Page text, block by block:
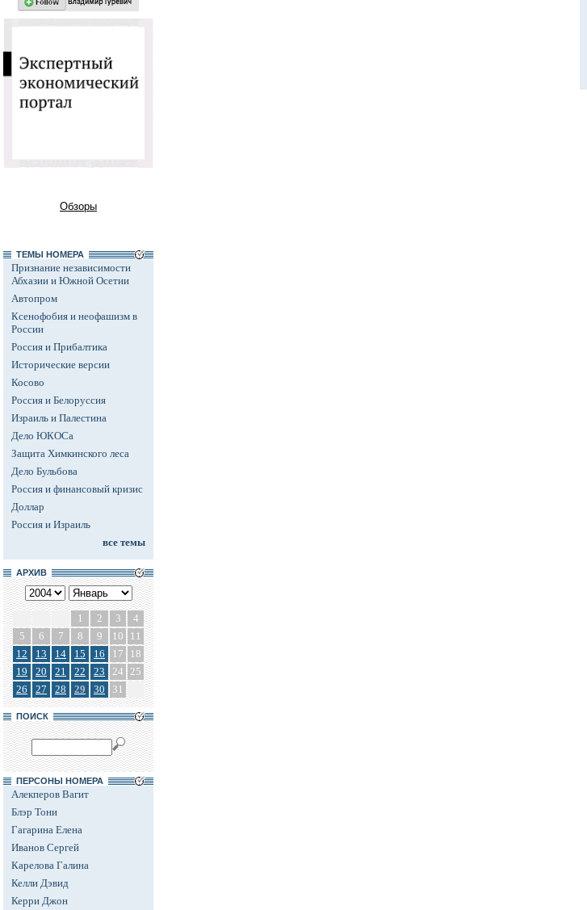
Обзоры
ТЕМЫ НОМЕРА
Признание независимости
Абхазии и Южной Осетии
Автопром
Ксенофобия и неофашизм в
России
Россия и Прибалтика
Исторические версии
Косово
Россия и Белоруссия
Израиль и Палестина
Дело ЮКОСа
Защита Химкинского леса
Дело Бульбова
Россия и финансовый кризис
Доллар
Россия и Израиль
все темы
АРХИВ
1 2 3
4
5
6 7 8 9 10
11
12
13 14 15 16 17
18
19
20 21 22 23 24 25
26
27 28 29 30 31
ПОИСК
ПЕРСОНЫ НОМЕРА
Алекперов Вагит
Блэр Тони
Гагарина Елена
Иванов Сергей
Карелова Галина
Келли Дэвид
Керри Джон